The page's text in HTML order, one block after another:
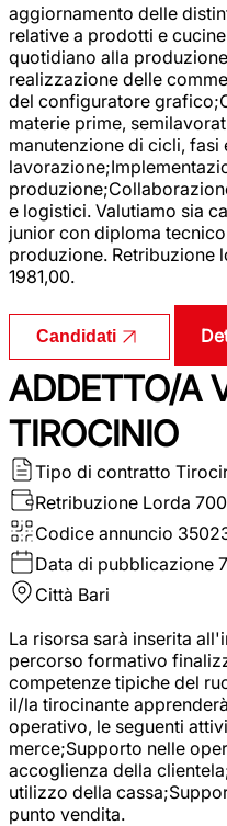
aggiornamento delle
relative a prodotti e
quotidiano alla
realizzazione delle
del configuratore
materie prime,
manutenzione di cicli, fasi
e logistici. Valutiamo sia
junior con diploma
produzione. Retribuzione
1981,00.
Candidati
ADDETTO/A
TIROCINIO
Tipo di contratto
Retribuzione Lorda
Codice annuncio
Data di pubblicazione
Città Bari
La risorsa sarà inserita
percorso formativo
competenze tipiche del
il/la tirocinante
operativo, le seguenti
merce;Supporto nelle
accoglienza della
utilizzo della
punto vendita.